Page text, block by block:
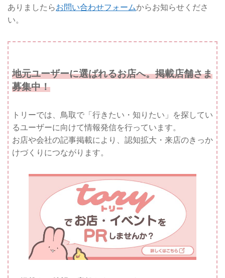
ありましたらお問い合わせフォームからお知らせくださ
い。
地元ユーザーに選ばれるお店へ。掲載店舗さま
募集中！
トリーでは、鳥取で「行きたい・知りたい」を探してい
るユーザーに向けて情報発信を行っています。
お店や会社の記事掲載により、認知拡大・来店のきっか
けづくりにつながります。